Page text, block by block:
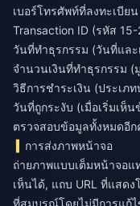
เบอร์โทรศัพท์ที่ลงทะเบีย
Transaction ID (รหัส
วันที่ทำธุรกรรม (วันที่แล
จำนวนเงินที่ทำธุรกรรม (
วิธีการชำระเงิน (ประเภ
วันที่ถูกระงับ (เมื่อเริ่มเห็
ตรวจสอบข้อมูลทั้งหมดอีก
การส่งภาพหน้าจอ
ถ่ายภาพแบบเต็มหน้าจอแ
เห็นได้, แถบ URL ที่แสด